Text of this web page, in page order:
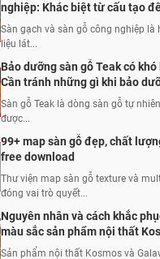
nghiệp: Khác biệt từ cấu tạo
giác sử dụng
Sàn gạch và sàn gỗ công nghiệp là
liệu lát...
Bảo dưỡng sàn gỗ Teak có khó
Cần tránh những gì khi bảo
Sàn gỗ Teak là dòng sàn gỗ tự
được...
99+ map sàn gỗ đẹp, chất
free download
Thư viện map sàn gỗ texture và
đóng vai trò quyết...
Nguyên nhân và cách khắc
màu sắc sản phẩm nội thất
Galawood
Sản phẩm nội thất Kosmos và